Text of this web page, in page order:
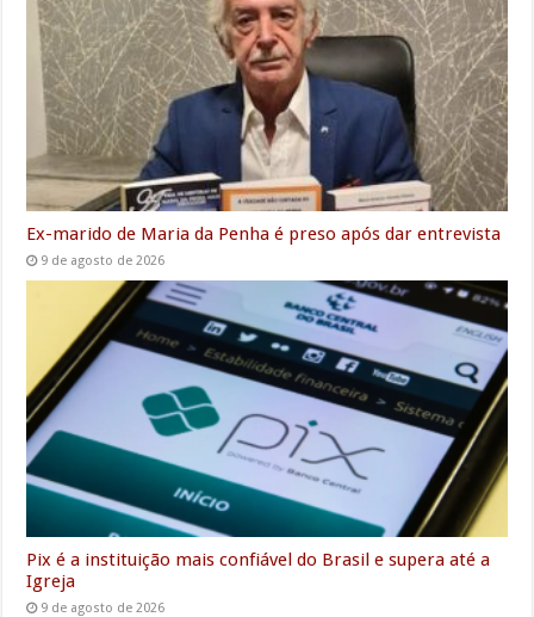
Ex-marido de Maria da Penha é preso após dar entrevista
9 de agosto de 2026
Pix é a instituição mais confiável do Brasil e supera até a
Igreja
9 de agosto de 2026